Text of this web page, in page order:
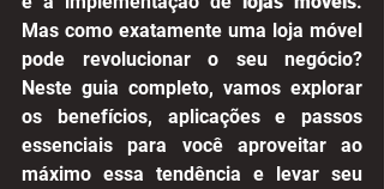
Mas como exatamente uma loja móvel
pode revolucionar o seu negócio?
Neste guia completo, vamos explorar
os benefícios, aplicações e passos
essenciais para você aproveitar ao
máximo essa tendência e levar seu